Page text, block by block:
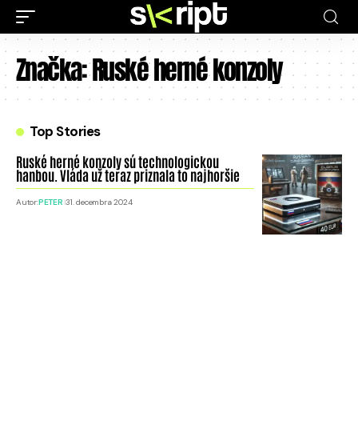
Značka:Ruské herné konzoly
Top Stories
Ruské herné konzoly sú technologickou
hanbou. Vláda už teraz priznala to najhoršie
Autor:PETER 31. decembra 2024